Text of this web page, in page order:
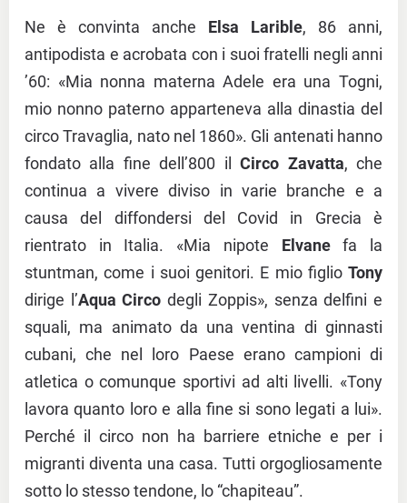
Ne è convinta anche Elsa Larible, 86 anni,
antipodista e acrobata con i suoi fratelli negli anni
’60: «Mia nonna materna Adele era una Togni,
mio nonno paterno apparteneva alla dinastia del
circo Travaglia, nato nel 1860». Gli antenati hanno
fondato alla fine dell’800 ilCirco Zavatta, che
continua a vivere diviso in varie branche e a
causa del diffondersi del Covid in Grecia è
rientrato in Italia. «Mia nipote Elvanefa la
stuntman, come i suoi genitori. E mio figlio Tony
dirige l’Aqua Circo degli Zoppis», senza delfini e
squali, ma animato da una ventina di ginnasti
cubani, che nel loro Paese erano campioni di
atletica o comunque sportivi ad alti livelli. «Tony
lavora quanto loro e alla fine si sono legati a lui».
Perché il circo non ha barriere etniche e per i
migranti diventa una casa. Tutti orgogliosamente
sotto lo stesso tendone, lo “chapiteau”.